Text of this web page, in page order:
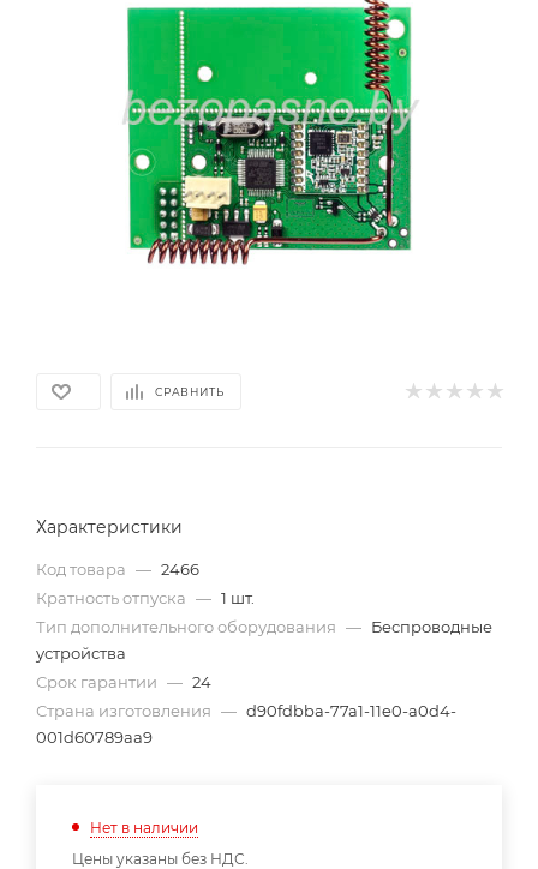
СРАВНИТЬ
Характеристики
Код товара — 2466
Кратность отпуска — 1 шт.
Тип дополнительного оборудования — Беспроводные
устройства
Срок гарантии — 24
Страна изготовления — d90fdbba-77a1-11e0-a0d4-
001d60789aa9
Нет в наличии
Цены указаны без НДС.